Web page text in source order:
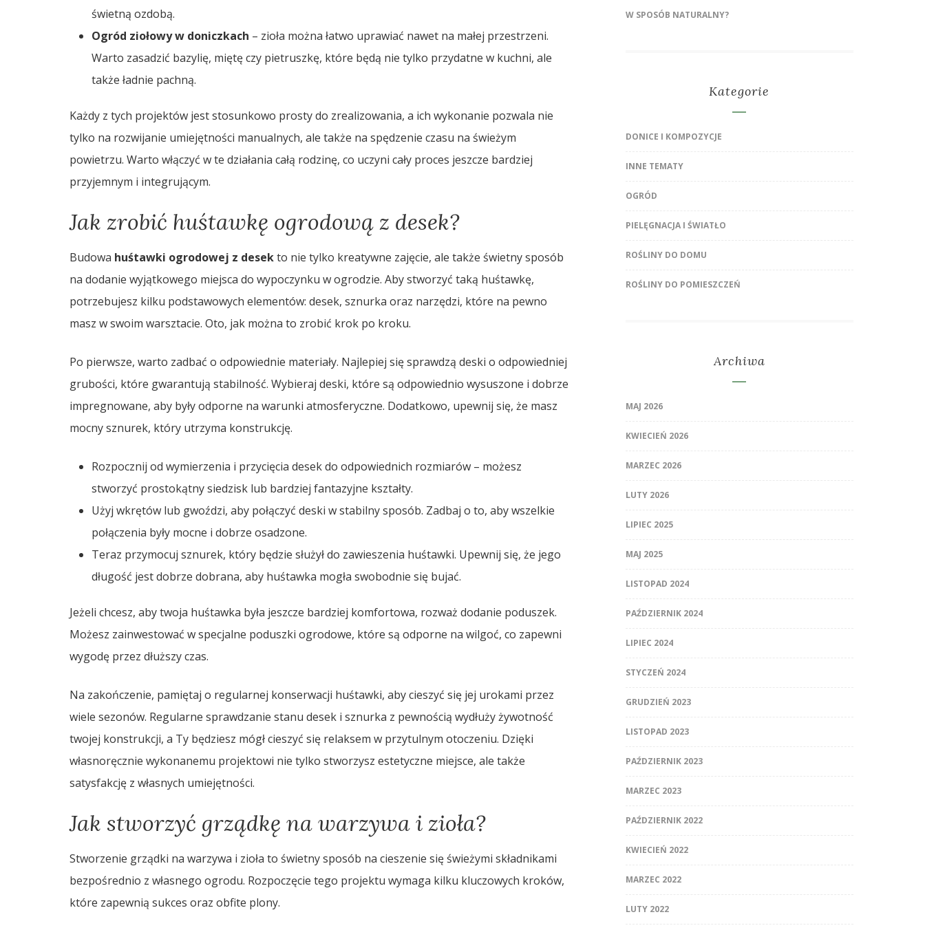
świetną ozdobą.
Ogród ziołowy w doniczkach – zioła można łatwo uprawiać nawet na małej przestrzeni.
Warto zasadzić bazylię, miętę czy pietruszkę, które będą nie tylko przydatne w kuchni, ale
także ładnie pachną.
Każdy z tych projektów jest stosunkowo prosty do zrealizowania, a ich wykonanie pozwala nie
tylko na rozwijanie umiejętności manualnych, ale także na spędzenie czasu na świeżym
powietrzu. Warto włączyć w te działania całą rodzinę, co uczyni cały proces jeszcze bardziej
przyjemnym i integrującym.
Jak zrobić huśtawkę ogrodową z desek?
Budowa huśtawki ogrodowej z desekto nie tylko kreatywne zajęcie, ale także świetny sposób
na dodanie wyjątkowego miejsca do wypoczynku w ogrodzie. Aby stworzyć taką huśtawkę,
potrzebujesz kilku podstawowych elementów: desek, sznurka oraz narzędzi, które na pewno
masz w swoim warsztacie. Oto, jak można to zrobić krok po kroku.
Po pierwsze, warto zadbać o odpowiednie materiały. Najlepiej się sprawdzą deski o odpowiedniej
grubości, które gwarantują stabilność. Wybieraj deski, które są odpowiednio wysuszone i dobrze
impregnowane, aby były odporne na warunki atmosferyczne. Dodatkowo, upewnij się, że masz
mocny sznurek, który utrzyma konstrukcję.
Rozpocznij od wymierzenia i przycięcia desek do odpowiednich rozmiarów – możesz
stworzyć prostokątny siedzisk lub bardziej fantazyjne kształty.
Użyj wkrętów lub gwoździ, aby połączyć deski w stabilny sposób. Zadbaj o to, aby wszelkie
połączenia były mocne i dobrze osadzone.
Teraz przymocuj sznurek, który będzie służył do zawieszenia huśtawki. Upewnij się, że jego
długość jest dobrze dobrana, aby huśtawka mogła swobodnie się bujać.
Jeżeli chcesz, aby twoja huśtawka była jeszcze bardziej komfortowa, rozważ dodanie poduszek.
Możesz zainwestować w specjalne poduszki ogrodowe, które są odporne na wilgoć, co zapewni
wygodę przez dłuższy czas.
Na zakończenie, pamiętaj o regularnej konserwacji huśtawki, aby cieszyć się jej urokami przez
wiele sezonów. Regularne sprawdzanie stanu desek i sznurka z pewnością wydłuży żywotność
twojej konstrukcji, a Ty będziesz mógł cieszyć się relaksem w przytulnym otoczeniu. Dzięki
własnoręcznie wykonanemu projektowi nie tylko stworzysz estetyczne miejsce, ale także
satysfakcję z własnych umiejętności.
Jak stworzyć grządkę na warzywa i zioła?
Stworzenie grządki na warzywa i zioła to świetny sposób na cieszenie się świeżymi składnikami
bezpośrednio z własnego ogrodu. Rozpoczęcie tego projektu wymaga kilku kluczowych kroków,
które zapewnią sukces oraz obfite plony.
W SPOSÓB NATURALNY?
Kategorie
DONICE I KOMPOZYCJE
INNE TEMATY
OGRÓD
PIELĘGNACJA I ŚWIATŁO
ROŚLINY DO DOMU
ROŚLINY DO POMIESZCZEŃ
Archiwa
MAJ 2026
KWIECIEŃ 2026
MARZEC 2026
LUTY 2026
LIPIEC 2025
MAJ 2025
LISTOPAD 2024
PAŹDZIERNIK 2024
LIPIEC 2024
STYCZEŃ 2024
GRUDZIEŃ 2023
LISTOPAD 2023
PAŹDZIERNIK 2023
MARZEC 2023
PAŹDZIERNIK 2022
KWIECIEŃ 2022
MARZEC 2022
LUTY 2022